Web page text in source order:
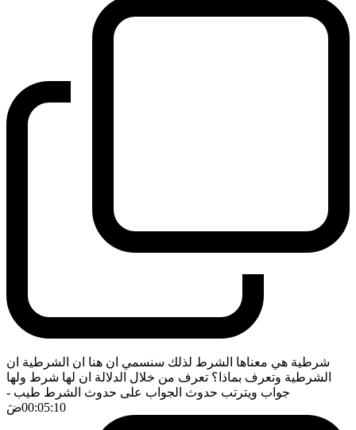
شرطية هي معناها الشرط لذلك سنسمي ان هنا ان الشرطية ان
الشرطية وتعرف بماذا؟ تعرف من خلال الدلالة ان لها شرط ولها
جواب ويترتب حدوث الجواب على حدوث الشرط طيب -
00:05:10ضَ